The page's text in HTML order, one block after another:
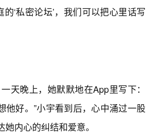
‘私密论坛’，我们可以把心里话写
天晚上，她默默地在App里写下：
他好。”小宇看到后，心中涌过一股
内心的纠结和爱意。